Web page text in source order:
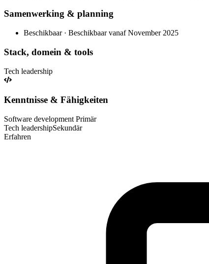
Samenwerking & planning
Beschikbaar · Beschikbaar vanaf November 2025
Stack, domein & tools
Tech leadership
Kenntnisse & Fähigkeiten
Software development Primär
Tech leadershipSekundär
Erfahren